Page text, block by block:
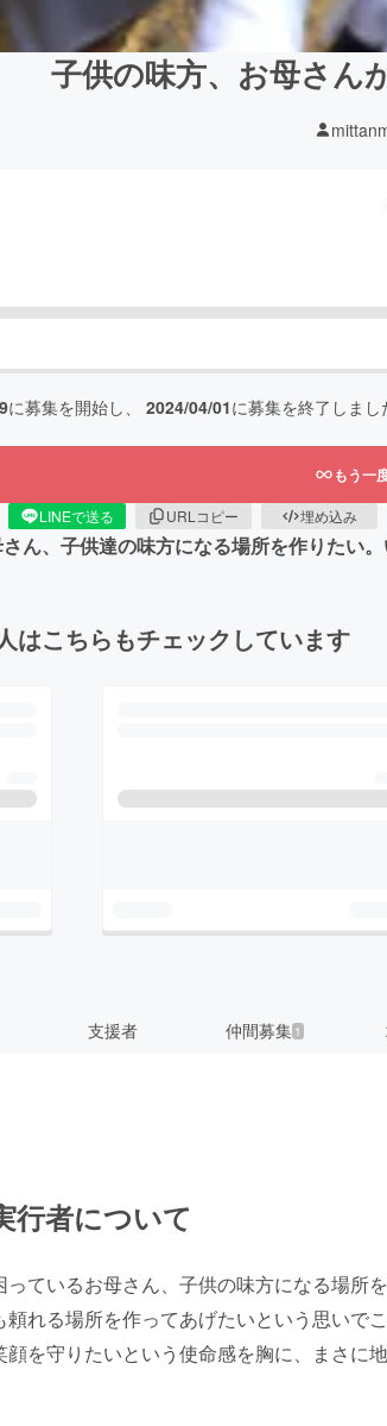
子供の味方、お母さん
に募集を開始し、 2024/04/01に募集を終了しまし
もう一
LINEで送る URLコピー 埋め込み
ん、子供達の味方になる場所を作りたい
はこちらもチェックしています
支援者 仲間募集 1
行者について
ているお母さん、子供の味方になる場所
頼れる場所を作ってあげたいという思いで
を守りたいという使命感を胸に、まさに